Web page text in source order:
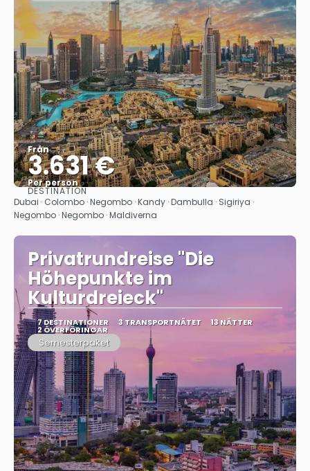
Från
3.631 €
Per person
Se
DESTINATION
Dubai · Colombo · Negombo · Kandy · Dambulla · Sigiriya ·
Negombo · Negombo · Maldiverna
Privatrundreise "Die
Höhepunkte im
Kulturdreieck"
7 DESTINATIONER 3 TRANSPORTNÄTET 13 NÄTTER
2 ÖVERFÖRINGAR
Semesterpaket